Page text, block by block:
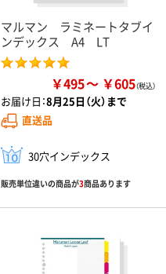
マルマン ラミネートタブイ
ンデックス A4 LT
￥495 ￥605
お届け日：8月25日（火）まで
直送品
30穴インデックス
販売単位違いの商品が3商品あります